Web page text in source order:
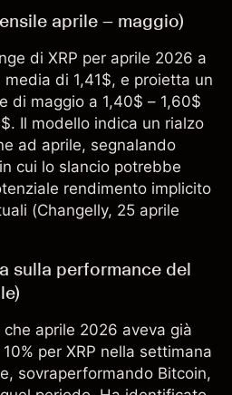
aprile – maggio)
di XRP per aprile 2026 a
media di 1,41$, e proietta un
di maggio a 1,40$ – 1,60$
Il modello indica un rialzo
ad aprile, segnalando
cui lo slancio potrebbe
rendimento implicito
(Changelly, 25 aprile
sulla performance del
aprile 2026 aveva già
per XRP nella settimana
sovraperformando Bitcoin,